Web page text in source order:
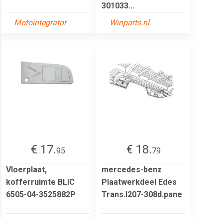
Motointegrator
301033...
Winparts.nl
€ 17.95
Vloerplaat,
kofferruimte BLIC
6505-04-3525882P
€ 18.79
mercedes-benz
Plaatwerkdeel Edes
Trans.l207-308d.pane